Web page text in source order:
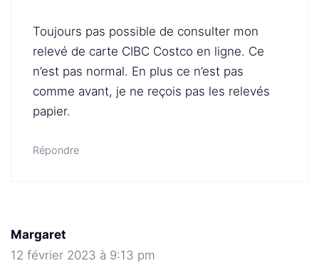
Toujours pas possible de consulter mon
relevé de carte CIBC Costco en ligne. Ce
n’est pas normal. En plus ce n’est pas
comme avant, je ne reçois pas les relevés
papier.
Répondre
Margaret
12 février 2023 à 9:13 pm